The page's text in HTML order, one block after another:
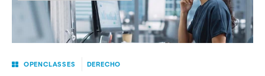
OPENCLASSES DERECHO